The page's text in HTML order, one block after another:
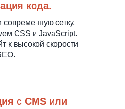
кода.
современную сетку,
CSS и JavaScript.
к высокой скорости
с CMS или